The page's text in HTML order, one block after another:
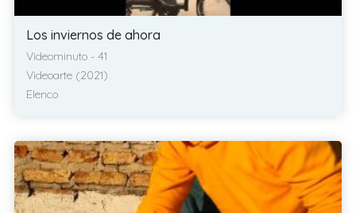
Los inviernos de ahora
Videominuto - 41
Videoarte (2021)
Elenco